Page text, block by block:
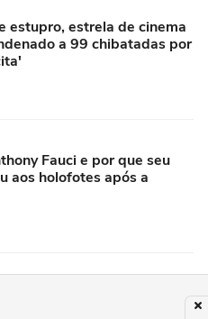
estupro, estrela de cinema
a 99 chibatadas por
Fauci e por que seu
aos holofotes após a
a discurso no quartel: os